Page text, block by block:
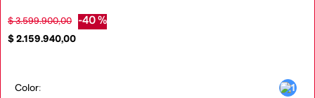
$ 3.599.900,00 -40 %
$2.159.940,00
Color: